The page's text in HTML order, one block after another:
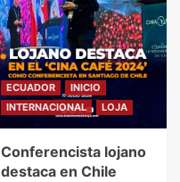
ECUADOR
INICIO
INTERNACIONAL
LOJA
Conferencista lojano
destaca en Chile